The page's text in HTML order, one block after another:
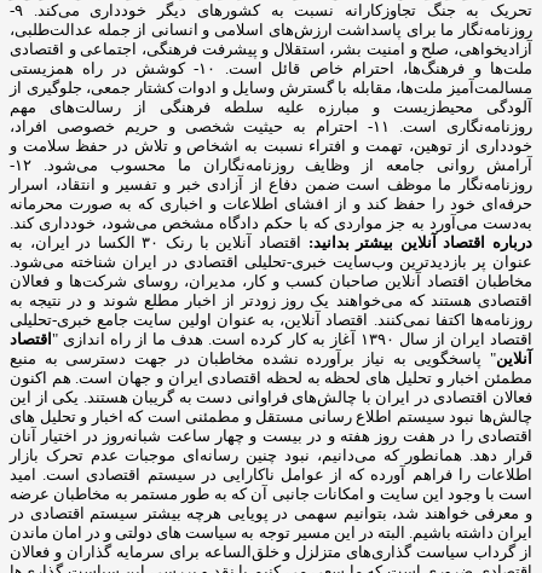
تحریک به جنگ تجاوزکارانه نسبت به کشورهای دیگر خودداری می‌کند. ۹-
روزنامه‌نگار ما برای پاسداشت ارزش‌های اسلامی و انسانی از جمله عدالت‌طلبی،
آزادیخواهی، صلح و امنیت بشر، استقلال و پیشرفت فرهنگی، اجتماعی و اقتصادی
ملت‌ها و فرهنگ‌ها، احترام خاص قائل است. ۱۰- کوشش در راه همزیستی
مسالمت‌آمیز ملت‌ها، مقابله با گسترش وسایل و ادوات کشتار جمعی، جلوگیری از
آلودگی محیط‌زیست و مبارزه علیه سلطه فرهنگی از رسالت‌های مهم
روزنامه‌نگاری است. ۱۱- احترام به حیثیت شخصی و حریم خصوصی افراد،
خودداری از توهین، تهمت و افتراء نسبت به اشخاص و تلاش در حفظ سلامت و
آرامش روانی جامعه از وظایف روزنامه‌نگاران ما محسوب می‌شود. ۱۲-
روزنامه‌نگار ما موظف است ضمن دفاع از آزادی خبر و تفسیر و انتقاد، اسرار
حرفه‌ای خود را حفظ کند و از افشای اطلاعات و اخباری که به صورت محرمانه
به‌دست می‌آورد به جز مواردی که با حکم دادگاه مشخص می‌شود، خودداری کند.
درباره اقتصاد آنلاین بیشتر بدانید:
اقتصاد آنلاین با رنک ۳۰ الکسا در ایران، به
عنوان پر بازدیدترین وب‌سایت خبری-تحلیلی اقتصادی در ایران شناخته می‌شود.
مخاطبان اقتصاد آنلاین صاحبان کسب و کار، مدیران، روسای شرکت‌ها و فعالان
اقتصادی هستند که می‌خواهند یک روز زودتر از اخبار مطلع شوند و در نتیجه به
روزنامه‌ها اکتفا نمی‌کنند. اقتصاد آنلاین، به عنوان اولین سایت جامع خبری-تحلیلی
اقتصاد ایران از سال ۱۳۹۰ آغاز به کار کرده است. هدف ما از راه اندازی "
اقتصاد
آنلاین" پاسخگویی به نیاز برآورده نشده مخاطبان در جهت دسترسی به منبع
مطمئن اخبار و تحلیل های لحظه به لحظه اقتصادی ایران و جهان است. هم اکنون
فعالان اقتصادی در ایران با چالش‌های فراوانی دست به گریبان هستند. یکی از این
چالش‌ها نبود سیستم اطلاع رسانی مستقل و مطمئنی است که اخبار و تحلیل های
اقتصادی را در هفت روز هفته و در بیست و چهار ساعت شبانه‌روز در اختیار آنان
قرار دهد. همانطور که می‌دانیم، نبود چنین رسانه‌ای موجبات عدم تحرک بازار
اطلاعات را فراهم آورده که از عوامل ناکارایی در سیستم اقتصادی است. امید
است با وجود این سایت و امکانات جانبی آن که به طور مستمر به مخاطبان عرضه
و معرفی خواهند شد، بتوانیم سهمی در پویایی هرچه بیشتر سیستم اقتصادی در
ایران داشته باشیم. البته در این مسیر توجه به سیاست های دولتی و در امان ماندن
از گرداب سیاست گذاری‌های متزلزل و خلق‌الساعه برای سرمایه گذاران و فعالان